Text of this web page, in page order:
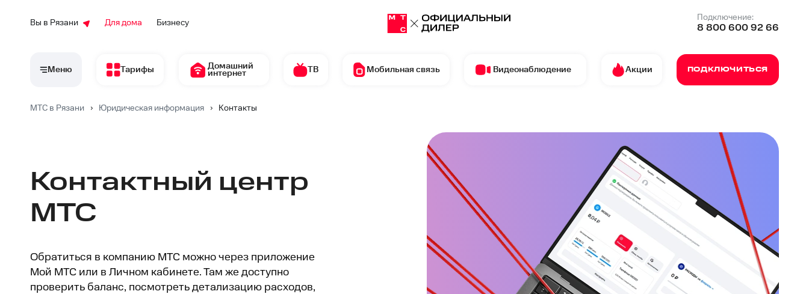
Вы в Рязани Для дома Бизнесу
Подключение:
8 800 600 92 66
Меню Тарифы Домашний
интернет ТВ Мобильная связь Видеонаблюдение Акции ПОДКЛЮЧИТЬСЯ
МТС в Рязани › Юридическая информация › Контакты
Контактный центр
МТС
Обратиться в компанию МТС можно через приложение
Мой МТС или в Личном кабинете. Там же доступно
проверить баланс, посмотреть детализацию расходов,